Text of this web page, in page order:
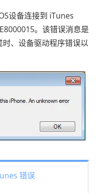
设备连接到 iTunes
。该错误消息是
、设备驱动程序错误以
错误